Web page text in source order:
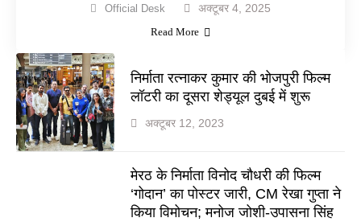
Official Desk अक्टूबर 4, 2025
Read More
निर्माता रत्नाकर कुमार की भोजपुरी फिल्म
लॉटरी का दूसरा शेड्यूल दुबई में शुरू
अक्टूबर 12, 2023
मेरठ के निर्माता विनोद चौधरी की फिल्म
‘गोदान’ का पोस्टर जारी, CM रेखा गुप्ता ने
किया विमोचन; मनोज जोशी-उपासना सिंह